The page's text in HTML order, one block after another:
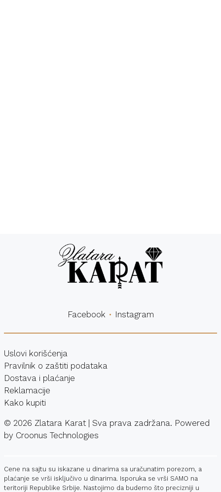
Facebook Instagram
Uslovi korišćenja
Pravilnik o zaštiti podataka
Dostava i plaćanje
Reklamacije
Kako kupiti
© 2026 Zlatara Karat | Sva prava zadržana. Powered
by Croonus Technologies
Cene na sajtu su iskazane u dinarima sa uračunatim porezom, a
plaćanje se vrši isključivo u dinarima. Isporuka se vrši SAMO na
teritoriji Republike Srbije. Nastojimo da budemo što precizniji u